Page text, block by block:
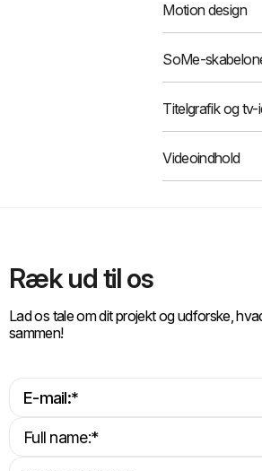
Motion design
SoMe-
Titelgrafik og tv-
Videoindhold
Ræk ud til os
Lad os tale om dit projekt og udforske,
sammen!